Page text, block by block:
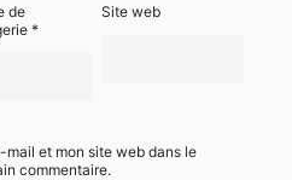
de
*
Site web
mail et mon site web dans le
commentaire.